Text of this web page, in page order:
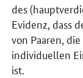
des
Evidenz, dass
von Paaren,
individuellen
ist.